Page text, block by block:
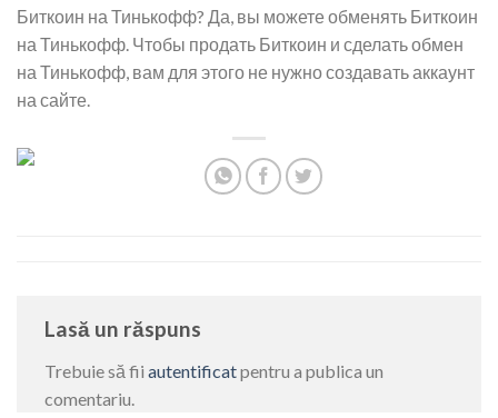
Биткоин на Тинькофф? Да, вы можете обменять Биткоин
на Тинькофф. Чтобы продать Биткоин и сделать обмен
на Тинькофф, вам для этого не нужно создавать аккаунт
на сайте.
Lasă un răspuns
Trebuie să fii autentificatpentru a publica un
comentariu.